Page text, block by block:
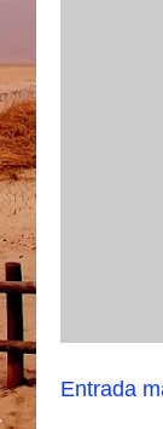
Entrada